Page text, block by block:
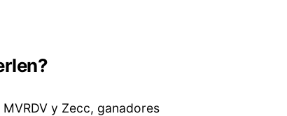
y Zecc, ganadores